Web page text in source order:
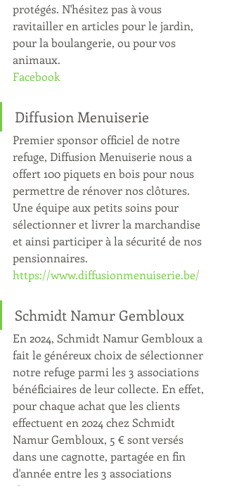
protégés. N'hésitez pas à vous
ravitailler en articles pour le jardin,
pour la boulangerie, ou pour vos
animaux.
Facebook
Diffusion Menuiserie
Premier sponsor officiel de notre
refuge, Diffusion Menuiserie nous a
offert 100 piquets en bois pour nous
permettre de rénover nos clôtures.
Une équipe aux petits soins pour
sélectionner et livrer la marchandise
et ainsi participer à la sécurité de nos
pensionnaires.
https://www.diffusionmenuiserie.be/
Schmidt Namur Gembloux
En 2024, Schmidt Namur Gembloux a
fait le généreux choix de sélectionner
notre refuge parmi les 3 associations
bénéficiaires de leur collecte. En effet,
pour chaque achat que les clients
effectuent en 2024 chez Schmidt
Namur Gembloux, 5 € sont versés
dans une cagnotte, partagée en fin
d'année entre les 3 associations